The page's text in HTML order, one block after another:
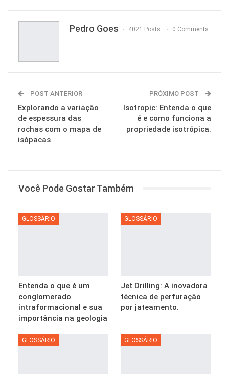
Pedro Goes 4021 Posts 0 Comments
POST ANTERIOR
Explorando a variação
de espessura das
rochas com o mapa de
isópacas
PRÓXIMO POST
Isotropic: Entenda o que
é e como funciona a
propriedade isotrópica.
Você Pode Gostar Também
GLOSSÁRIO
Entenda o que é um
conglomerado
intraformacional e sua
importância na geologia
GLOSSÁRIO
Jet Drilling: A inovadora
técnica de perfuração
por jateamento.
GLOSSÁRIO GLOSSÁRIO